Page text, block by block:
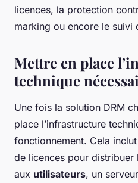
licences, la protection
marking ou encore le suivi
Mettre en place
technique
Une fois la solution DRM
place l’infrastructure
fonctionnement. Cela
de licences pour distribuer
aux utilisateurs, un